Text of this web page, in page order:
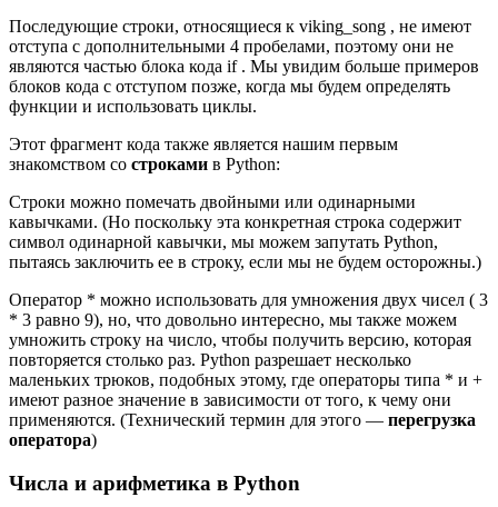
Последующие строки, относящиеся к viking_song , не имеют
отступа с дополнительными 4 пробелами, поэтому они не
являются частью блока кода if . Мы увидим больше примеров
блоков кода с отступом позже, когда мы будем определять
функции и использовать циклы.
Этот фрагмент кода также является нашим первым
знакомством со строками в ​​Python:
Строки можно помечать двойными или одинарными
кавычками. (Но поскольку эта конкретная строка содержит
символ одинарной кавычки, мы можем запутать Python,
пытаясь заключить ее в строку, если мы не будем осторожны.)
Оператор * можно использовать для умножения двух чисел ( 3
* 3 равно 9), но, что довольно интересно, мы также можем
умножить строку на число, чтобы получить версию, которая
повторяется столько раз. Python разрешает несколько
маленьких трюков, подобных этому, где операторы типа * и +
имеют разное значение в зависимости от того, к чему они
применяются. (Технический термин для этого — перегрузка
оператора)
Числа и арифметика в Python